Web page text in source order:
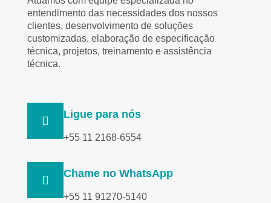
entendimento das necessidades dos nossos
clientes, desenvolvimento de soluções
customizadas, elaboração de especificação
técnica, projetos, treinamento e assistência
técnica.
Ligue para nós
+55 11 2168-6554
Chame no WhatsApp
+55 11 91270-5140